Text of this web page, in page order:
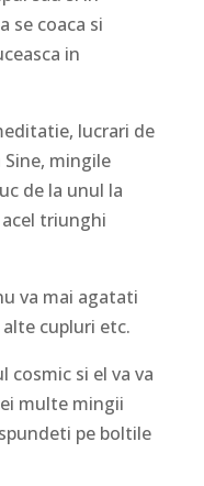
se coaca si
in
lucrari de
mingile
de la unul la
triunghi
va mai agatati
cupluri etc.
si el va va
multe mingii
pe boltile